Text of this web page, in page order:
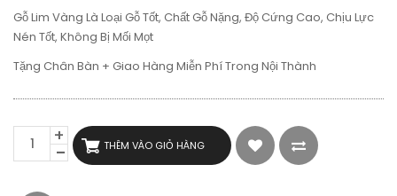
Gỗ Lim Vàng Là Loại Gỗ Tốt, Chất Gỗ Nặng, Độ Cứng Cao, Chịu Lực
Nén Tốt, Không Bị Mối Mọt
Tặng Chân Bàn + Giao Hàng Miễn Phí Trong Nội Thành
TỰ
THÊM VÀO GIỎ HÀNG